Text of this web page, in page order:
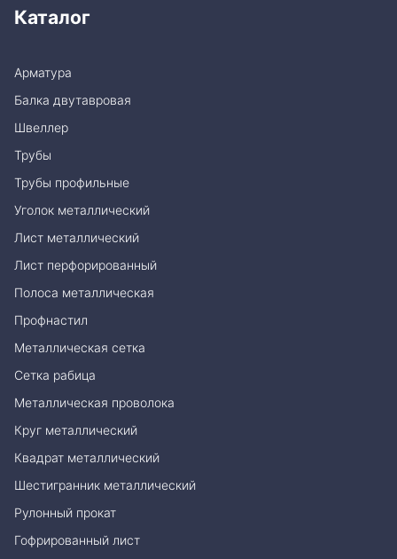
Каталог
Арматура
Балка двутавровая
Швеллер
Трубы
Трубы профильные
Уголок металлический
Лист металлический
Лист перфорированный
Полоса металлическая
Профнастил
Металлическая сетка
Сетка рабица
Металлическая проволока
Круг металлический
Квадрат металлический
Шестигранник металлический
Рулонный прокат
Гофрированный лист